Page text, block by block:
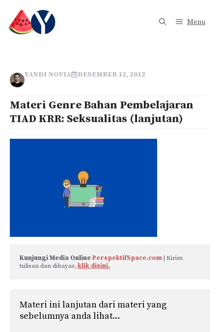
Menu
YANDI NOVIA DESEMBER 12, 2012
Materi Genre Bahan Pembelajaran
TIAD KRR: Seksualitas (lanjutan)
Kunjungi Media Online PerspektifSpace.com | Kirim
tulisan dan dibayar, klik disini.
Materi ini lanjutan dari materi yang
sebelumnya anda lihat…